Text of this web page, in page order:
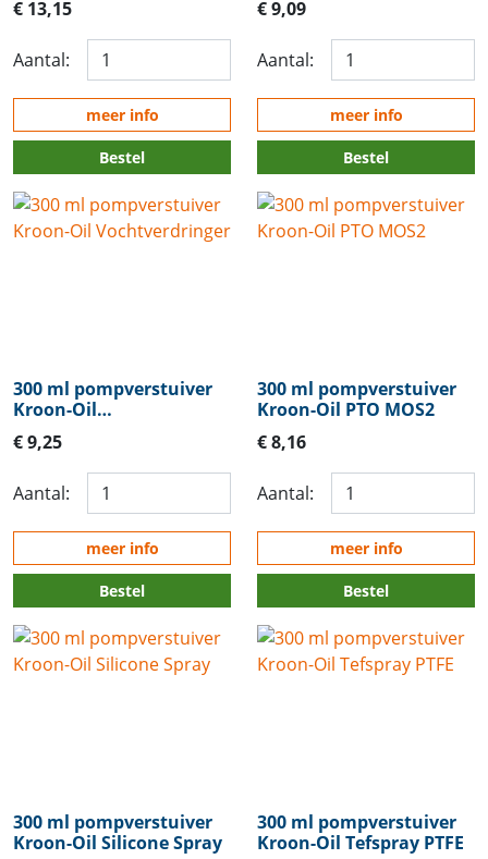
€ 13,15
Aantal:
meer info
Bestel
€ 9,09
Aantal:
meer info
Bestel
300 ml pompverstuiver
Kroon-Oil
Vochtverdringer
€ 9,25
Aantal:
meer info
Bestel
300 ml pompverstuiver
Kroon-Oil PTO MOS2
€ 8,16
Aantal:
meer info
Bestel
300 ml pompverstuiver
Kroon-Oil Silicone Spray
300 ml pompverstuiver
Kroon-Oil Tefspray PTFE